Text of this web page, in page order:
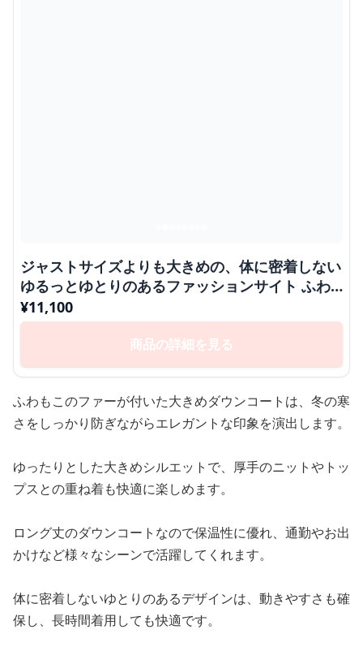
ジャストサイズよりも大きめの、体に密着しない
ゆるっとゆとりのあるファッションサイト ふわ
もこファー付きダウンコート
¥11,100
商品の詳細を見る
ふわもこのファーが付いた大きめダウンコートは、冬の寒
さをしっかり防ぎながらエレガントな印象を演出します。
ゆったりとした大きめシルエットで、厚手のニットやトッ
プスとの重ね着も快適に楽しめます。
ロング丈のダウンコートなので保温性に優れ、通勤やお出
かけなど様々なシーンで活躍してくれます。
体に密着しないゆとりのあるデザインは、動きやすさも確
保し、長時間着用しても快適です。